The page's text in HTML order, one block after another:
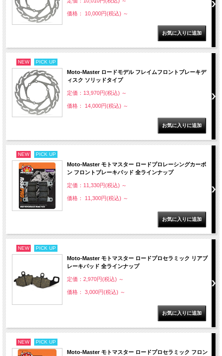
価格： 10,000円(税込) ～
NEW PICK UP
Moto-Master ロードモデル フレイムフロントブレーキデ
ィスク ソリッドタイプ
定価：13,970円(税込) ～
価格： 14,000円(税込) ～
NEW PICK UP
Moto-Master モトマスター ロードプロレーシングカーボ
ン フロントブレーキパッド 全ラインナップ
定価：11,330円(税込) ～
価格： 11,300円(税込) ～
NEW PICK UP
Moto-Master モトマスター ロードプロセラミック リアブ
レーキパッド 全ラインナップ
定価：2,970円(税込) ～
価格： 3,000円(税込) ～
NEW PICK UP
Moto-Master モトマスター ロードプロセラミック フロン